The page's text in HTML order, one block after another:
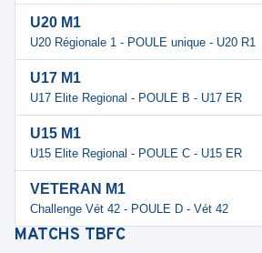
U20 M1
U20 Régionale 1 - POULE unique - U20 R1
U17 M1
U17 Elite Regional - POULE B - U17 ER
U15 M1
U15 Elite Regional - POULE C - U15 ER
VETERAN M1
Challenge Vét 42 - POULE D - Vét 42
MATCHS TBFC